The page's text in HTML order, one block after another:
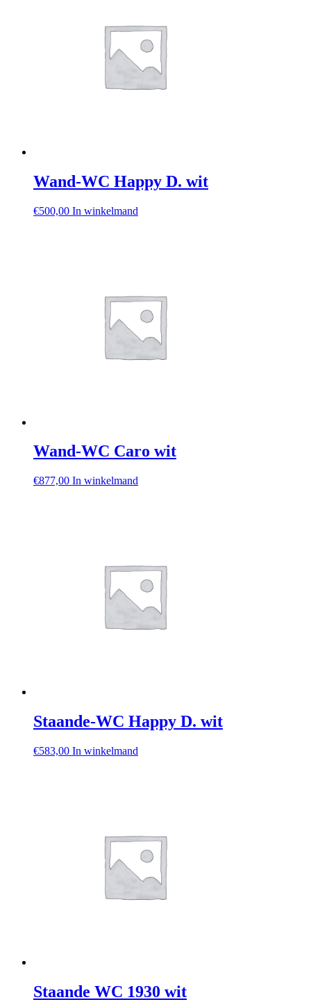
Wand-WC Happy D. wit
€500,00 In winkelmand
Wand-WC Caro wit
€877,00 In winkelmand
Staande-WC Happy D. wit
€583,00 In winkelmand
Staande WC 1930 wit